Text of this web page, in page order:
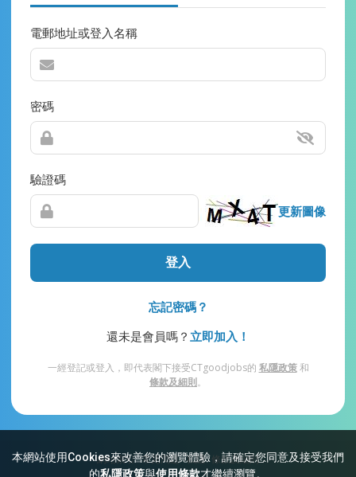
本網站使用Cookies來改善您的瀏覽體驗，請確定您同意及接受我們
的私隱政策與使用條款才繼續瀏覽。
電郵地址或登入名稱
密碼
驗證碼
更新圖像
登入
忘記密碼？
還未是會員嗎？ 立即加入！
一經登記或登入，即代表閣下接受CTgoodjobs的 私隱政策和
條款及細則。
網站索引 常見問題 私隱 條款及細則